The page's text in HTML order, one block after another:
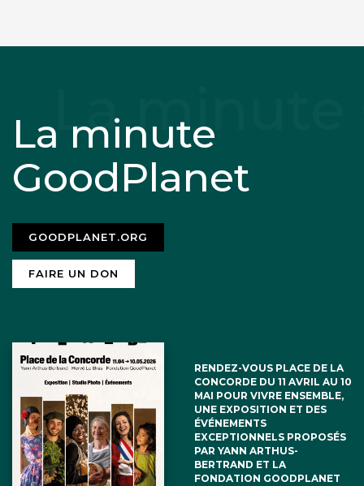
La minute
GoodPlanet
GOODPLANET.ORG
FAIRE UN DON
RENDEZ-VOUS PLACE DE LA
CONCORDE DU 11 AVRIL AU 10
MAI POUR VIVRE ENSEMBLE,
UNE EXPOSITION ET DES
ÉVÉNEMENTS
EXCEPTIONNELS PROPOSÉS
PAR YANN ARTHUS-
BERTRAND ET LA
FONDATION GOODPLANET